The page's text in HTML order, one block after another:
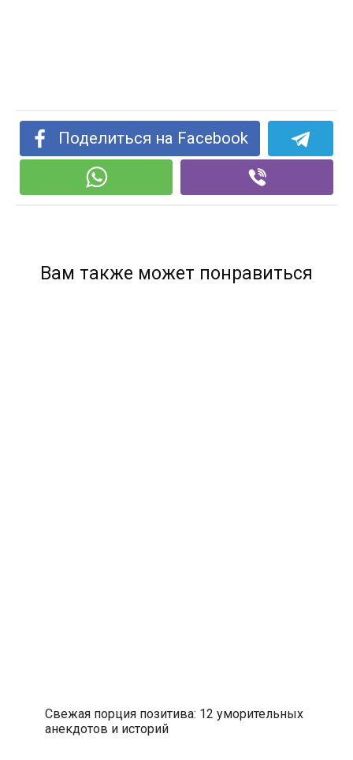
Поделиться на Facebook
Вам также может понравиться
Свежая порция позитива: 12 уморительных
анекдотов и историй